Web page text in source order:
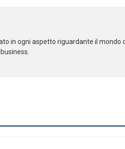
in ogni aspetto riguardante il mondo